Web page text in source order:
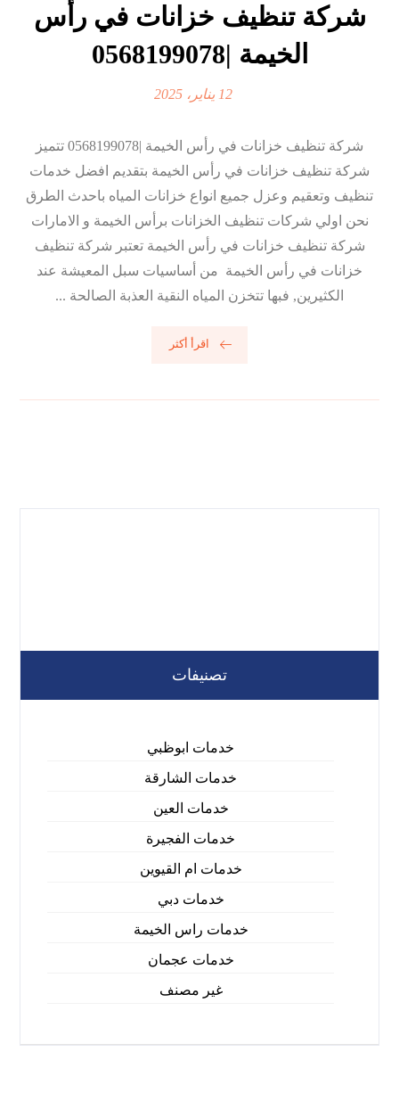
شركة تنظيف خزانات في رأس
الخيمة |0568199078
12 يناير، 2025
شركة تنظيف خزانات في رأس الخيمة |0568199078 تتميز
شركة تنظيف خزانات في رأس الخيمة بتقديم افضل خدمات
تنظيف وتعقيم وعزل جميع انواع خزانات المياه باحدث الطرق
نحن اولي شركات تنظيف الخزانات برأس الخيمة و الامارات
شركة تنظيف خزانات في رأس الخيمة تعتبر شركة تنظيف
خزانات في رأس الخيمة من أساسيات سبل المعيشة عند
الكثيرين, فبها تتخزن المياه النقية العذبة الصالحة ...
اقرأ أكثر
تصنيفات
خدمات ابوظبي
خدمات الشارقة
خدمات العين
خدمات الفجيرة
خدمات ام القيوين
خدمات دبي
خدمات راس الخيمة
خدمات عجمان
غير مصنف